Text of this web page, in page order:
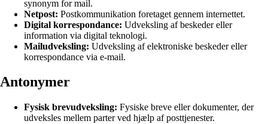
synonym for mail.
Netpost: Postkommunikation foretaget gennem internettet.
Digital korrespondance: Udveksling af beskeder eller
information via digital teknologi.
Mailudveksling: Udveksling af elektroniske beskeder eller
korrespondance via e-mail.
Antonymer
Fysisk brevudveksling: Fysiske breve eller dokumenter, der
udveksles mellem parter ved hjælp af posttjenester.